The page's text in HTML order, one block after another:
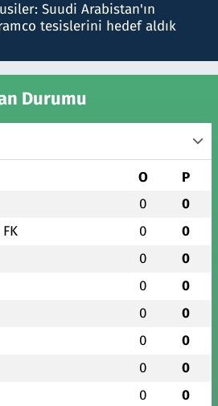
Suudi Arabistan'ın
tesislerini hedef aldık
Durumu
O P
0 0
0 0
0 0
0 0
0 0
0 0
0 0
0 0